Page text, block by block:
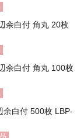
余白付 角丸 20枚
余白付 角丸 100枚
余白付 500枚 LBP-